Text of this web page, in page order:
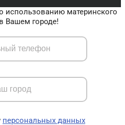
использованию материнского
Вашем городе!
персональных данных